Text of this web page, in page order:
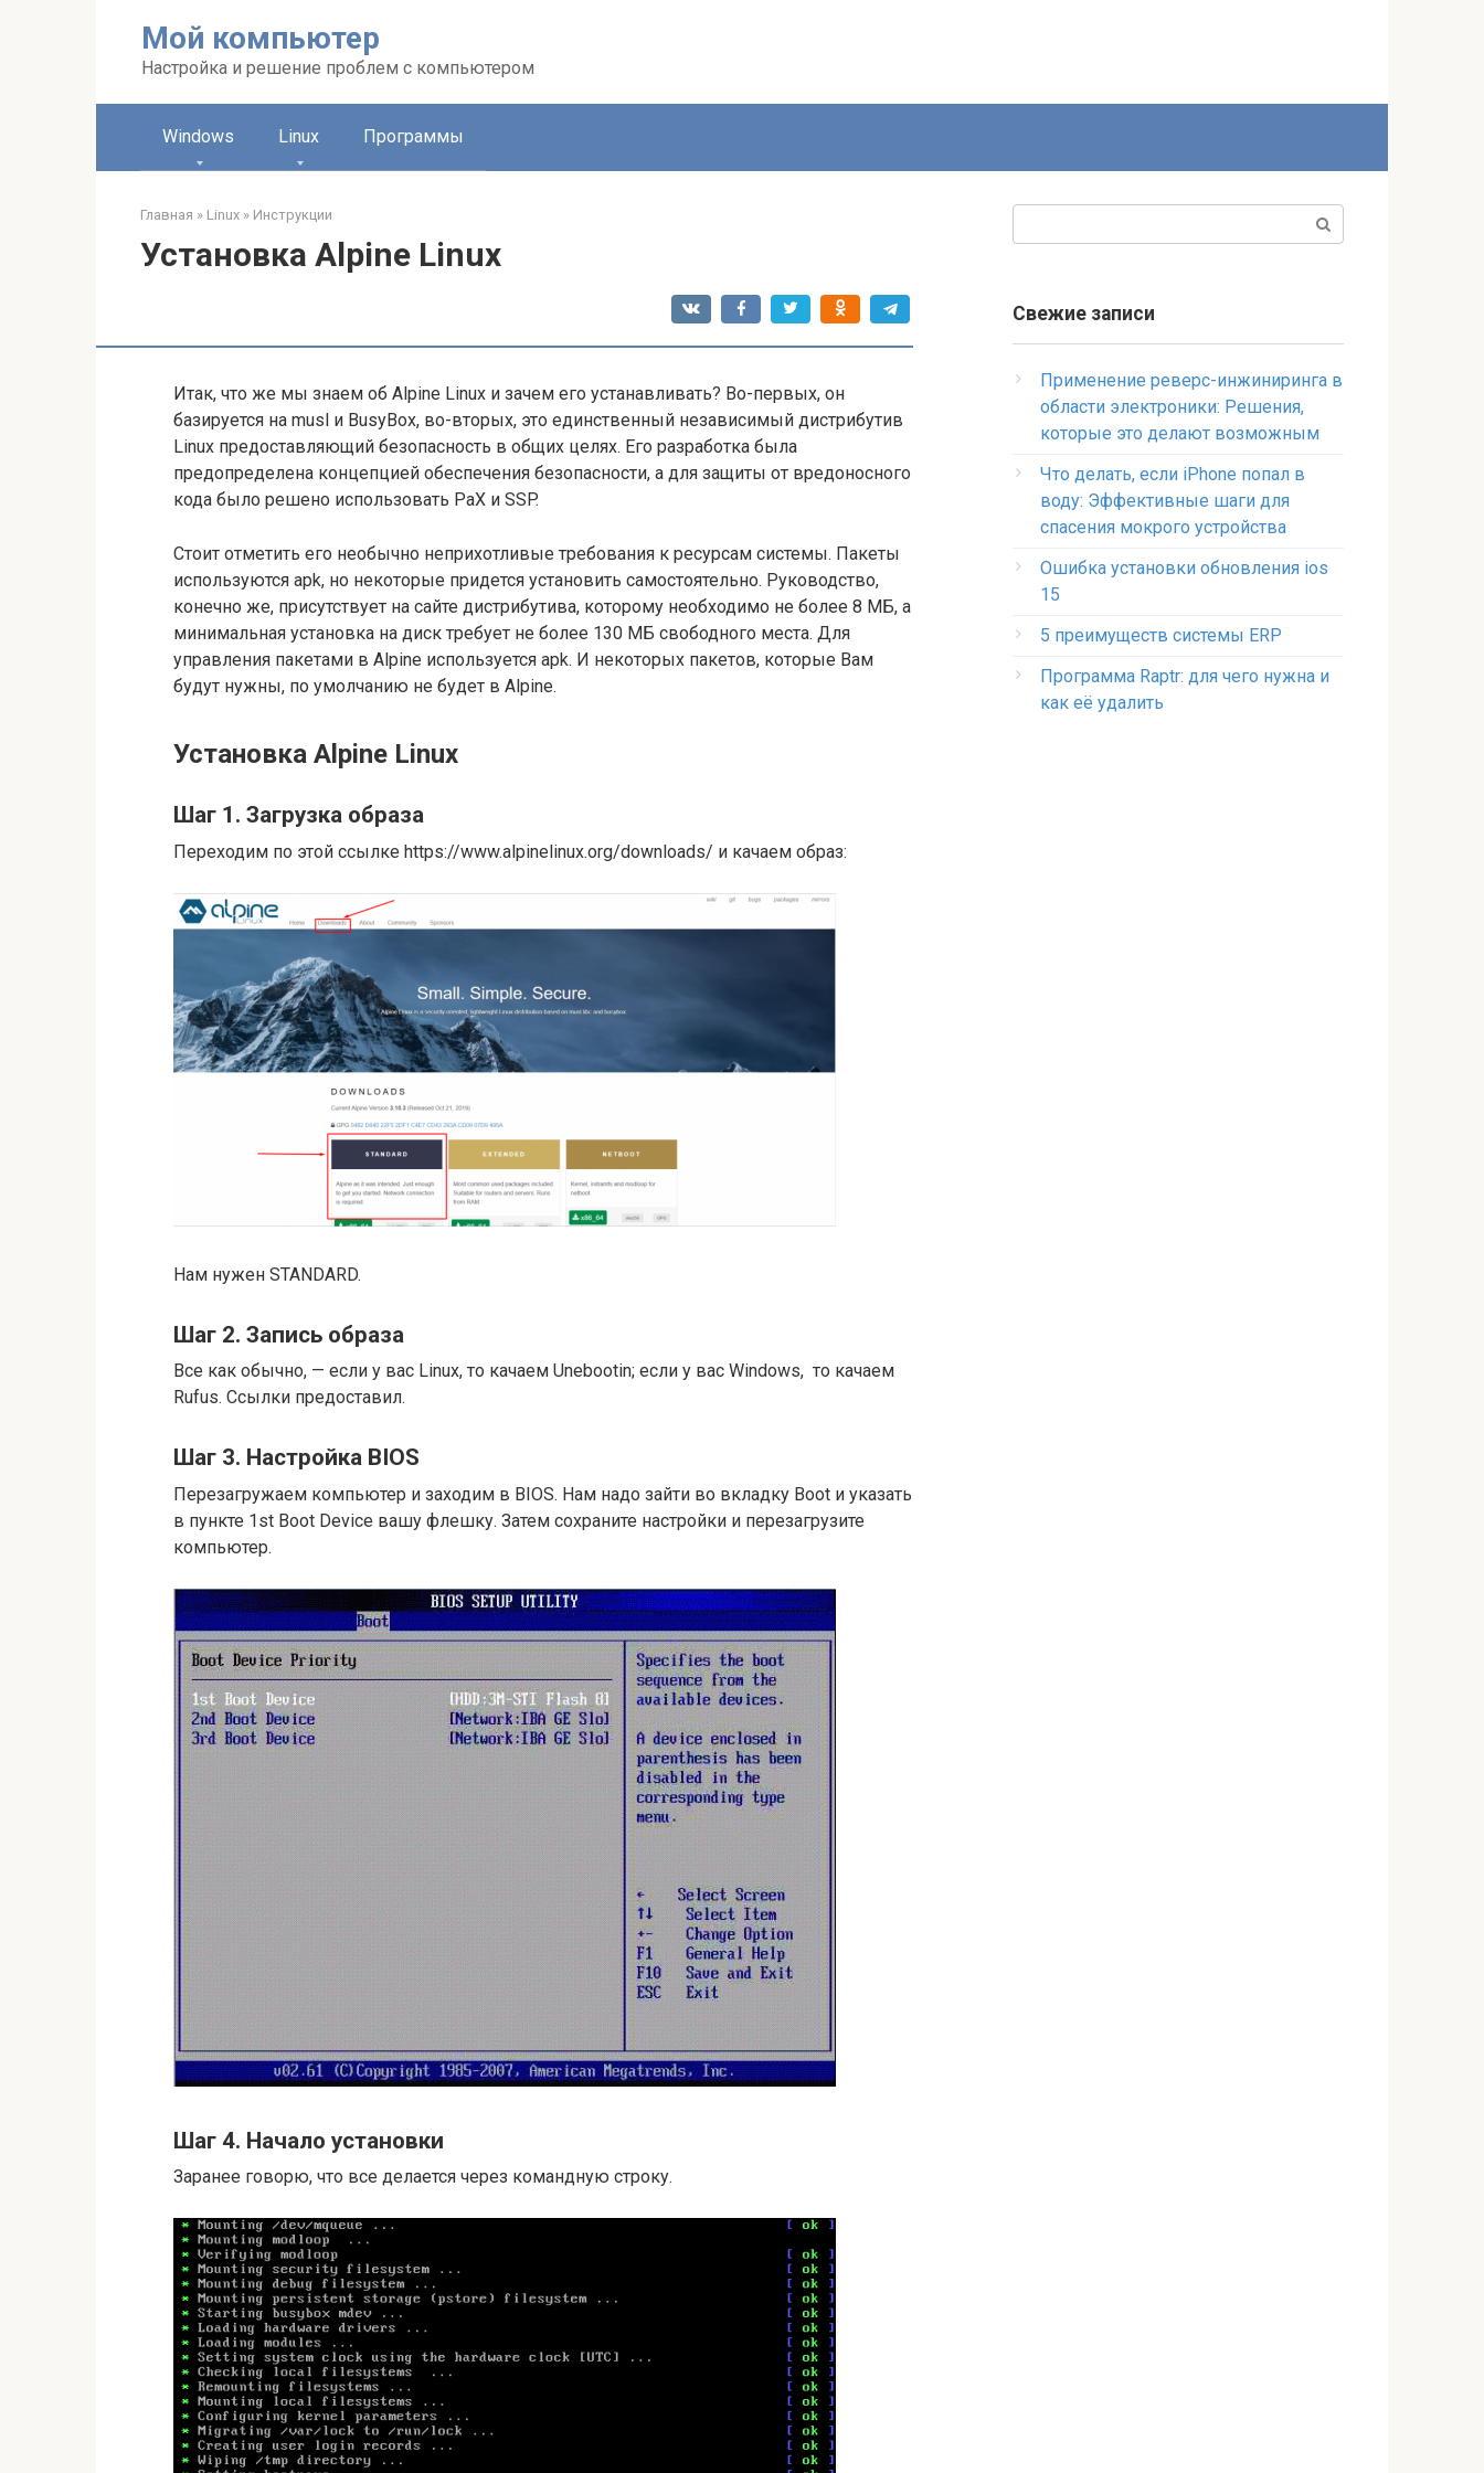
Мой компьютер
Настройка и решение проблем с компьютером
Windows Linux Программы
Главная » Linux » Инструкции
Установка Alpine Linux
Итак, что же мы знаем об Alpine Linux и зачем его устанавливать? Во-первых, он
базируется на musl и BusyBox, во-вторых, это единственный независимый дистрибутив
Linux предоставляющий безопасность в общих целях. Его разработка была
предопределена концепцией обеспечения безопасности, а для защиты от вредоносного
кода было решено использовать PaX и SSP.
Стоит отметить его необычно неприхотливые требования к ресурсам системы. Пакеты
используются apk, но некоторые придется установить самостоятельно. Руководство,
конечно же, присутствует на сайте дистрибутива, которому необходимо не более 8 МБ, а
минимальная установка на диск требует не более 130 МБ свободного места. Для
управления пакетами в Alpine используется apk. И некоторых пакетов, которые Вам
будут нужны, по умолчанию не будет в Alpine.
Установка Alpine Linux
Шаг 1. Загрузка образа
Переходим по этой ссылке https://www.alpinelinux.org/downloads/ и качаем образ:
Нам нужен STANDARD.
Шаг 2. Запись образа
Все как обычно, — если у вас Linux, то качаем Unebootin; если у вас Windows, то качаем
Rufus. Ссылки предоставил.
Шаг 3. Настройка BIOS
Перезагружаем компьютер и заходим в BIOS. Нам надо зайти во вкладку Boot и указать
в пункте 1st Boot Device вашу флешку. Затем сохраните настройки и перезагрузите
компьютер.
Шаг 4. Начало установки
Заранее говорю, что все делается через командную строку.
Свежие записи
Применение реверс-инжиниринга в
области электроники: Решения,
которые это делают возможным
Что делать, если iPhone попал в
воду: Эффективные шаги для
спасения мокрого устройства
Ошибка установки обновления ios
15
5 преимуществ системы ERP
Программа Raptr: для чего нужна и
как её удалить